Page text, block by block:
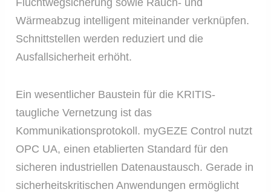
Fluchtwegsicherung sowie Rauch- und
Wärmeabzug intelligent miteinander verknüpfen.
Schnittstellen werden reduziert und die
Ausfallsicherheit erhöht.
Ein wesentlicher Baustein für die KRITIS-
taugliche Vernetzung ist das
Kommunikationsprotokoll. myGEZE Control nutzt
OPC UA, einen etablierten Standard für den
sicheren industriellen Datenaustausch. Gerade in
sicherheitskritischen Anwendungen ermöglicht